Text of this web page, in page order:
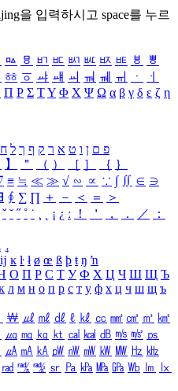
을 입력하시고 space를 누르
ㅰ ㅱ ㅲ ㅳ ㅴ ㅵ ㅶ ㅷ ㅸ
ㅹ
ㆅ ㆆ ㆇ ㆈ ㆉ ㆊ ㆋ ㆌ ㆍ
ㆎ
Π Ρ Σ ΤΥ Φ Χ Ψ Ω α β γ δ ε ζ η
פ ם ן ו ט א ר ק ף ך ל ח
】 ＂ （ ） ［ ］ ｛ ｝
≡ ≒ ≪ ≫ √ ∽ ∝ ∵ ∫ ∬ ∈ ∋
∮ ∑ ∏ ＋ － ＜ ＝
＞
ˇ ˘ ˝ ˚ ˙ ¸ ¡ ¿ ː ！ ＇ ， ． ／
：
₄
ĳ ĸ ŀ ł ø œ ß þ ŧ ŋ ŉ
О П Р С Т У Ф Х Ц Ч Ш Щ Ъ
л м н о п р с т у ф х ц ч ш щ ъ
￦ ㎕ ㎖ ㎗ ℓ ㎘ ㏄ ㎣ ㎤ ㎥ ㎦
㎍ ㎎ ㎏ ㏏ ㎈ ㎉ ㏈ ㎧ ㎨ ㎰
㎂ ㎃ ㎄ ㎺ ㎻ ㎽ ㎾ ㎿ ㎐ ㎑
㎭ ㎮ ㎯ ㏛ ㎩ ㎪ ㎫ ㎬ ㏝ ㏐
㏓